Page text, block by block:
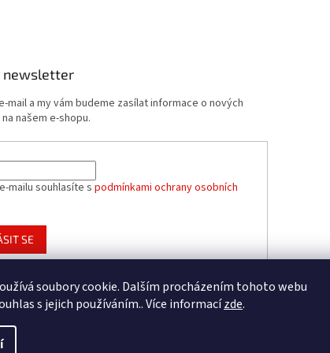
soubory cookie. Dalším procházením tohoto webu
s jejich používáním.. Více informacízde.
newsletter
mail a my vám budeme zasílat informace o nových
našem e-shopu.
mailu souhlasíte s podmínkami ochrany osobních
SE